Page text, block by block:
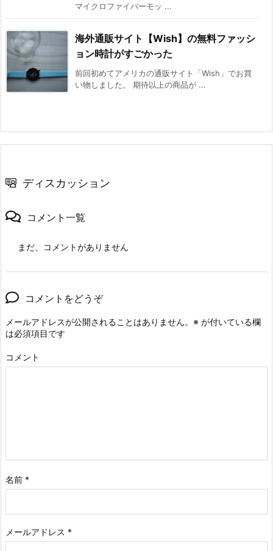
マイクロファイバーモッ ...
海外通販サイト【Wish】の無料ファッシ
ョン時計がすごかった
前回初めてアメリカの通販サイト「Wish」でお買
い物しました。 期待以上の商品が ...
ディスカッション
コメント一覧
まだ、コメントがありません
コメントをどうぞ
メールアドレスが公開されることはありません。 ※ が付いている欄
は必須項目です
コメント
名前 *
メールアドレス *